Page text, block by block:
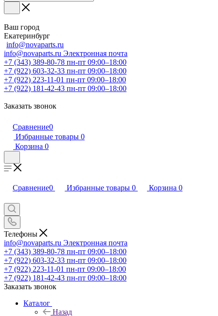
Ваш город
Екатеринбург
info@novaparts.ru
info@novaparts.ru Электронная почта
+7 (343) 389-80-78 пн-пт 09:00–18:00
+7 (922) 603-32-33 пн-пт 09:00–18:00
+7 (922) 223-11-01 пн-пт 09:00–18:00
+7 (922) 181-42-43 пн-пт 09:00–18:00
Заказать звонок
Сравнение0
Избранные товары 0
Корзина 0
Сравнение0 Избранные товары 0 Корзина 0
Телефоны
info@novaparts.ru Электронная почта
+7 (343) 389-80-78 пн-пт 09:00–18:00
+7 (922) 603-32-33 пн-пт 09:00–18:00
+7 (922) 223-11-01 пн-пт 09:00–18:00
+7 (922) 181-42-43 пн-пт 09:00–18:00
Заказать звонок
Каталог
Назад